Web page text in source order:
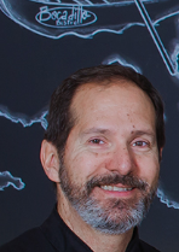
INICIO
NOSOTROS
MENÚ
EVENTOS
COMENTARIOS
CONTACTO